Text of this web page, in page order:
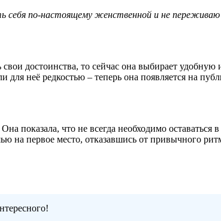
себя по-настоящему женственной и не
достоинства, то сейчас она выбирает
неё редкостью – теперь она появляется на
что не всегда необходимо оставаться
на первое место, отказавшись от привычного